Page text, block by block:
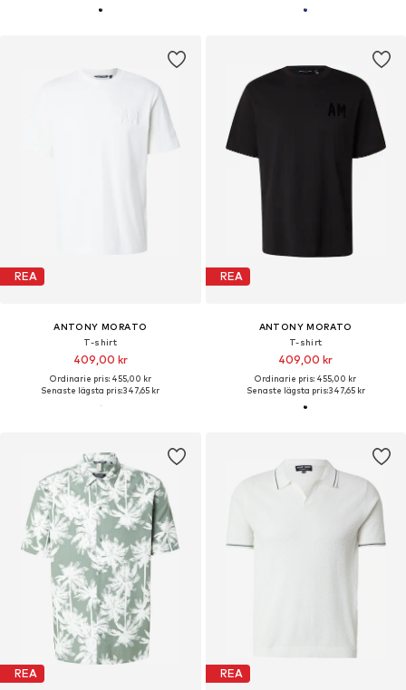
REA
ANTONY MORATO
T-shirt
409,00 kr
Ordinarie pris: 455,00 kr
Senaste lägsta pris:347,65 kr
REA
ANTONY MORATO
T-shirt
409,00 kr
Ordinarie pris: 455,00 kr
Senaste lägsta pris:347,65 kr
REA REA